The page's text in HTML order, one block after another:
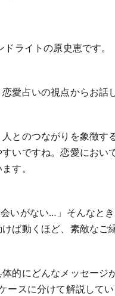
ライトの原史恵です。
愛占いの視点からお話
とのつながりを象徴
いですね。恋愛におい
す。
いがない…」そんなと
ば動くほど、素敵なご
的にどんなメッセージ
スに分けて解説してい